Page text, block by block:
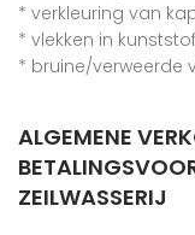
* verkleuring van
* vlekken in
* bruine/verweerde
ALGEMENE
ZEILWASSERIJ